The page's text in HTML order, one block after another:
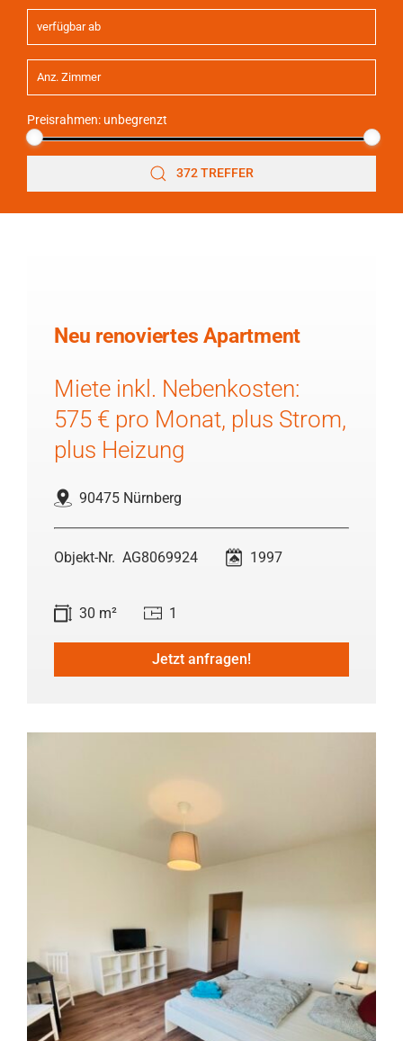
Preisrahmen: unbegrenzt
372 TREFFER
Neu renoviertes Apartment
Miete inkl. Nebenkosten:
575 € pro Monat, plus Strom,
plus Heizung
90475 Nürnberg
AG8069924 1997
30 m² 1
Jetzt anfragen!